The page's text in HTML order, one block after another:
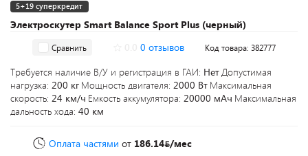
Электроскутер Smart Balance Sport Plus (черный)
5+19 суперкредит
Сравнить 0 отзывов Код товара: 382777
Требуется наличие В/У и регистрация в ГАИ: НетДопустимая
нагрузка: 200 кг Мощность двигателя: 2000 Вт Максимальная
скорость: 24 км/ч Емкость аккумулятора: 20000 мАч Максимальная
дальность хода: 40 км
Оплата частями от 186.14 /мес